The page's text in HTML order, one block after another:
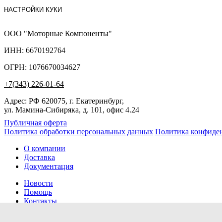
НАСТРОЙКИ КУКИ
ООО "Моторные Компоненты"
ИНН: 6670192764
ОГРН: 1076670034627
+7(343) 226-01-64
Адрес: РФ 620075, г. Екатеринбург,
ул. Мамина-Сибиряка, д. 101, офис 4.24
Публичная оферта
Политика обработки персональных данных Политика
О компании
Доставка
Документация
Новости
Помощь
Контакты